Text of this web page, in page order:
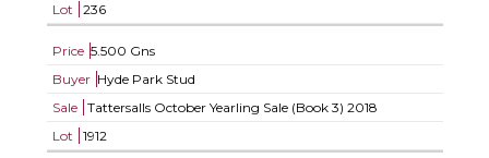
Lot
236
Price 5.500 Gns
Buyer Hyde Park Stud
Sale
Tattersalls October Yearling Sale (Book 3) 2018
Lot
1912